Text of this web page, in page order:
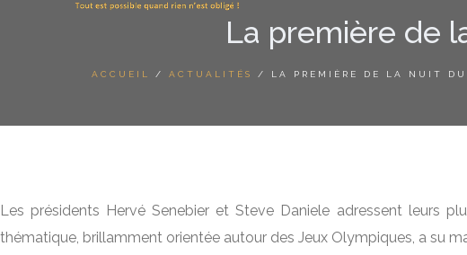
La première de
ACCUEIL / ACTUALITÉS / LA PREMIÈRE DE LA NUIT DU
Les présidents Hervé Senebier et Steve Daniele adressent leurs
thématique, brillamment orientée autour des Jeux Olympiques, a su